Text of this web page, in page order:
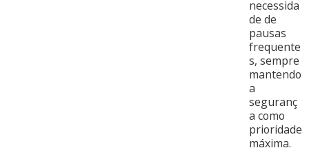
necessida
de de
pausas
frequente
s, sempre
mantendo
a
seguranç
a como
prioridade
máxima.